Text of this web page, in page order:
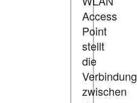
Access
Point
stellt
die
Verbindung
zwischen